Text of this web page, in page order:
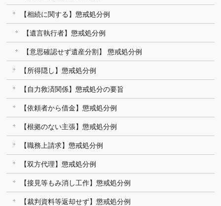
【相続に関する】懲戒処分例
【遺言執行者】懲戒処分例
【意思確認せず遺産分割】 懲戒処分例
【所得隠し】懲戒処分例
【自力救済関係】懲戒処分の要旨
【依頼者から借金】懲戒処分例
【根拠のない主張】懲戒処分例
【職務上請求】懲戒処分例
【双方代理】懲戒処分例
【接見等もみ消し工作】懲戒処分例
【裁判資料等返却せず】懲戒処分例